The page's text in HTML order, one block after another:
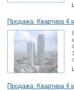
Продажа: Квартира 4
Продажа: Квартира 4